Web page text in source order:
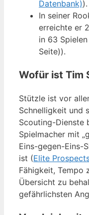
Datenbank)).
In seiner
erreichte er
in 63
Seite)).
Wofür ist Tim
Stützle ist vor
Schnelligkeit und
Scouting-Dienste
Spielmacher mit
Eins-gegen-Eins-
ist (Elite
Fähigkeit, Tempo
Übersicht zu
gefährlichsten